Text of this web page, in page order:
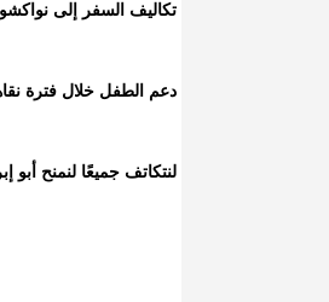
تكاليف السفر إلى
دعم الطفل خلال فترة
لنتكاتف جميعًا لنمنح